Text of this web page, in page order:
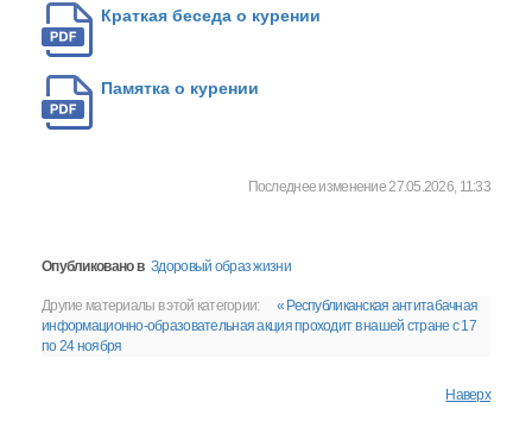
Краткая беседа о курении
Памятка о курении
Последнее изменение 27.05.2026, 11:33
Опубликовано в Здоровый образ жизни
Другие материалы в этой категории:
« Республиканская антитабачная
информационно-образовательная акция проходит в нашей стране с 17
по 24 ноября
Наверх